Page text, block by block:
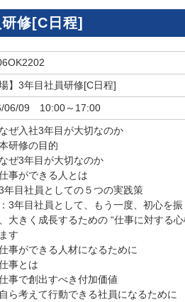
研修[C日程]
場】3年目社員研修[C日程]
06/09 10:00～17:00
ぜ入社3年目が大切なのか
研修の目的
ぜ3年目が大切なのか
事ができる人とは
年目社員としての５つの実践策
3年目社員として、もう一度、初心を
大きく成長するための “仕事に対する心
す
事ができる人材になるために
事とは
事で創出すべき付加価値
ら考えて行動できる社員になるために